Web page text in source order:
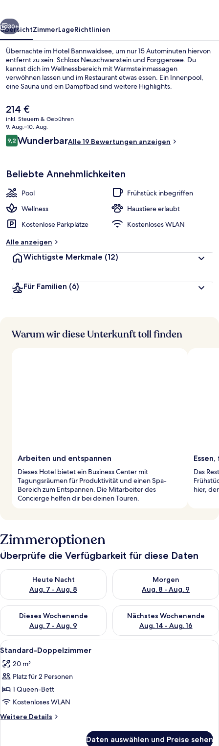
Weiter
30+
ÜbersichtZimmerLageRichtlinien
Übernachte im Hotel Bannwaldsee, um nur 15 Autominuten hiervon
entfernt zu sein: Schloss Neuschwanstein und Forggensee. Du
kannst dich im Wellnessbereich mit Warmsteinmassagen
verwöhnen lassen und im Restaurant etwas essen. Ein Innenpool,
eine Sauna und ein Dampfbad sind weitere Highlights.
Der
aktuelle
Preis
beträgt
214 €.
214 €
inkl. Steuern & Gebühren
9. Aug.–10. Aug.
Bewertungen
9,29,2 von 10.
WunderbarAlle 19 Bewertungen anzeigen
Beliebte Annehmlichkeiten
Pool
Frühstück inbegriffen
Wellness
Haustiere erlaubt
Kostenlose Parkplätze
Kostenloses WLAN
Alle anzeigen
Wichtigste Merkmale (12)
Für Familien (6)
Warum wir diese Unterkunft toll finden
Arbeiten und entspannen
Dieses Hotel bietet ein Business Center mit
Tagungsräumen für Produktivität und einen Spa-
Bereich zum Entspannen. Die Mitarbeiter des
Concierge helfen dir bei deinen Touren.
Das
hier,
Zimmeroptionen
Überprüfe die Verfügbarkeit für diese Daten
Heute Nacht
Aug. 7 - Aug. 8
Überprüfe die Verfügbarkeit für heute Nacht, Aug. 7 - Aug. 8.
Morgen
Aug. 8 - Aug. 9
Überprüfe die Verfügbarkeit
Dieses Wochenende
Aug. 7 - Aug. 9
Überprüfe die Verfügbarkeit für dieses Wochenende, Aug. 7
Nächstes Wochenende
Aug. 14 - Aug. 16
Überprüfe die Verfügbarkeit
Alle
Fotos
für
Standard-
Doppelzimmer
anzeigen
Ein Hotelzimmer mit Bett,
5
Standard-Doppelzimmer
20 m²
Platz für 2 Personen
1 Queen-Bett
Kostenloses WLAN
Weitere Details
Weitere
Daten auswählen und Preise sehen